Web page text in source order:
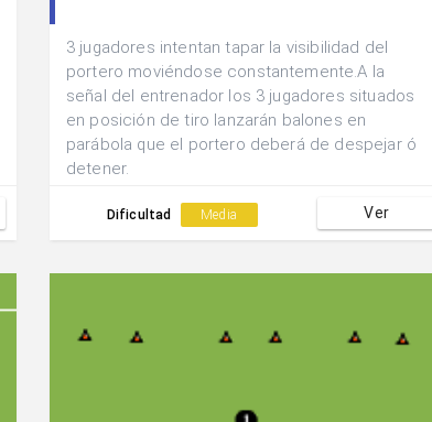
3 jugadores intentan tapar la visibilidad del
portero moviéndose constantemente.A la
señal del entrenador los 3 jugadores situados
en posición de tiro lanzarán balones en
parábola que el portero deberá de despejar ó
detener.
Dificultad Media Ver